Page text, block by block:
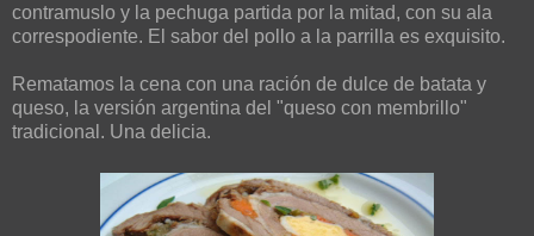
contramuslo y la pechuga partida por la mitad, con su ala
correspodiente. El sabor del pollo a la parrilla es exquisito.
Rematamos la cena con una ración de dulce de batata y
queso, la versión argentina del "queso con membrillo"
tradicional. Una delicia.